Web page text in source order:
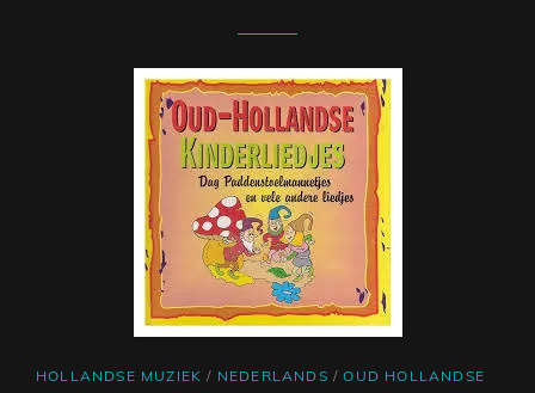
CAT
HOLLANDSE MUZIEK / NEDERLANDS /OUD HOLLANDSE